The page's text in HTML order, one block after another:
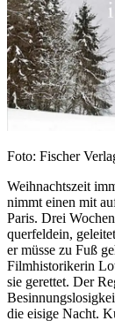
Foto: Fischer
Weihnachtszeit
nimmt einen mit
Paris. Drei
querfeldein,
er müsse zu Fuß
Filmhistorikerin
sie gerettet. Der
die eisige Nacht.